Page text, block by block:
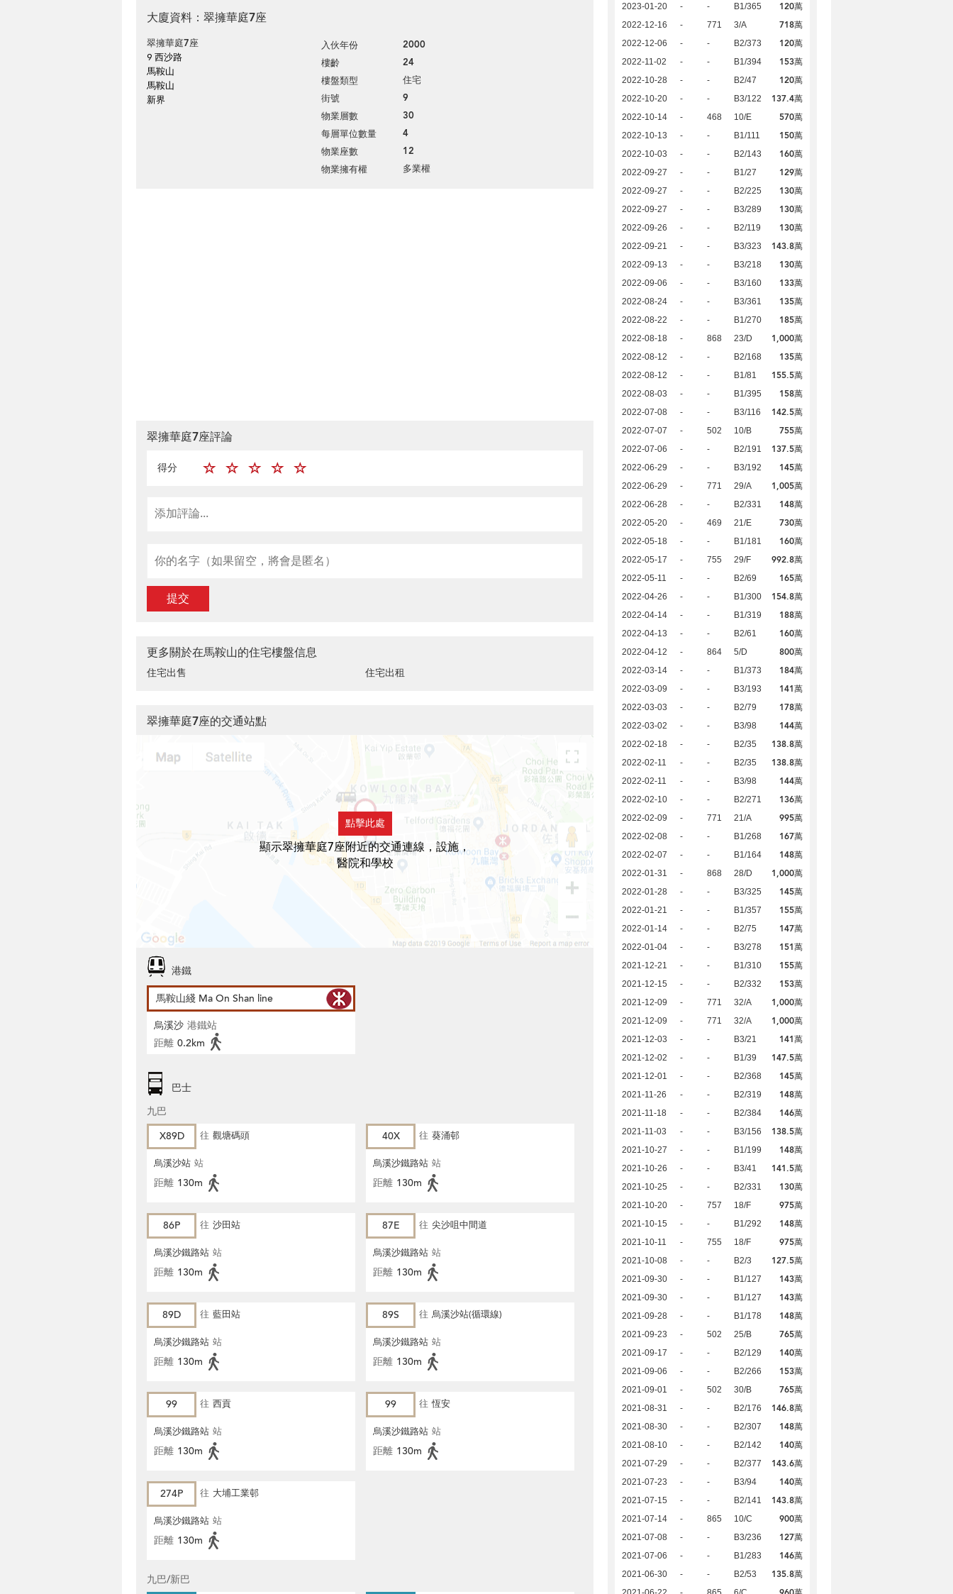
大廈資料：翠擁華庭7座
翠擁華庭7座
9 西沙路
馬鞍山
馬鞍山
新界
入伙年份 2000
樓齡 24
樓盤類型 住宅
街號 9
物業層數 30
每層單位數量 4
物業座數 12
物業擁有權 多業權
翠擁華庭7座評論
得分
提交
更多關於在馬鞍山的住宅樓盤信息
住宅出售 住宅出租
翠擁華庭7座的交通站點
點擊此處
顯示翠擁華庭7座附近的交通連線，設施，
醫院和學校
港鐵
馬鞍山綫 Ma On Shan line
烏溪沙 港鐵站
距離 0.2km
巴士
九巴
X89D
往 觀塘碼頭
烏溪沙站 站
距離 130m
40X 往 葵涌邨
烏溪沙鐵路站 站
距離 130m
86P 往 沙田站
烏溪沙鐵路站 站
距離 130m
87E 往 尖沙咀中間道
烏溪沙鐵路站 站
距離 130m
89D 往 藍田站
烏溪沙鐵路站 站
距離 130m
89S 往 烏溪沙站(循環線)
烏溪沙鐵路站 站
距離 130m
99 往 西貢
烏溪沙鐵路站 站
距離 130m
99 往 恆安
烏溪沙鐵路站 站
距離 130m
274P 往 大埔工業邨
烏溪沙鐵路站 站
距離 130m
九巴/新巴
2023-01-20 - - B1/365 120萬
2022-12-16 - 771 3/A 718萬
2022-12-06 - - B2/373 120萬
2022-11-02 - - B1/394 153萬
2022-10-28 - - B2/47 120萬
2022-10-20 - - B3/122 137.4萬
2022-10-14 - 468 10/E 570萬
2022-10-13 - - B1/111 150萬
2022-10-03 - - B2/143 160萬
2022-09-27 - - B1/27 129萬
2022-09-27 - - B2/225 130萬
2022-09-27 - - B3/289 130萬
2022-09-26 - - B2/119 130萬
2022-09-21 - - B3/323 143.8萬
2022-09-13 - - B3/218 130萬
2022-09-06 - - B3/160 133萬
2022-08-24 - - B3/361 135萬
2022-08-22 - - B1/270 185萬
2022-08-18 - 868 23/D 1,000萬
2022-08-12 - - B2/168 135萬
2022-08-12 - - B1/81 155.5萬
2022-08-03 - - B1/395 158萬
2022-07-08 - - B3/116 142.5萬
2022-07-07 - 502 10/B 755萬
2022-07-06 - - B2/191 137.5萬
2022-06-29 - - B3/192 145萬
2022-06-29 - 771 29/A 1,005萬
2022-06-28 - - B2/331 148萬
2022-05-20 - 469 21/E 730萬
2022-05-18 - - B1/181 160萬
2022-05-17 - 755 29/F 992.8萬
2022-05-11 - - B2/69 165萬
2022-04-26 - - B1/300 154.8萬
2022-04-14 - - B1/319 188萬
2022-04-13 - - B2/61 160萬
2022-04-12 - 864 5/D 800萬
2022-03-14 - - B1/373 184萬
2022-03-09 - - B3/193 141萬
2022-03-03 - - B2/79 178萬
2022-03-02 - - B3/98 144萬
2022-02-18 - - B2/35 138.8萬
2022-02-11 - - B2/35 138.8萬
2022-02-11 - - B3/98 144萬
2022-02-10 - - B2/271 136萬
2022-02-09 - 771 21/A 995萬
2022-02-08 - - B1/268 167萬
2022-02-07 - - B1/164 148萬
2022-01-31 - 868 28/D 1,000萬
2022-01-28 - - B3/325 145萬
2022-01-21 - - B1/357 155萬
2022-01-14 - - B2/75 147萬
2022-01-04 - - B3/278 151萬
2021-12-21 - - B1/310 155萬
2021-12-15 - - B2/332 153萬
2021-12-09 - 771 32/A 1,000萬
2021-12-09 - 771 32/A 1,000萬
2021-12-03 - - B3/21 141萬
2021-12-02 - - B1/39 147.5萬
2021-12-01 - - B2/368 145萬
2021-11-26 - - B2/319 148萬
2021-11-18 - - B2/384 146萬
2021-11-03 - - B3/156 138.5萬
2021-10-27 - - B1/199 148萬
2021-10-26 - - B3/41 141.5萬
2021-10-25 - - B2/331 130萬
2021-10-20 - 757 18/F 975萬
2021-10-15 - - B1/292 148萬
2021-10-11 - 755 18/F 975萬
2021-10-08 - - B2/3 127.5萬
2021-09-30 - - B1/127 143萬
2021-09-30 - - B1/127 143萬
2021-09-28 - - B1/178 148萬
2021-09-23 - 502 25/B 765萬
2021-09-17 - - B2/129 140萬
2021-09-06 - - B2/266 153萬
2021-09-01 - 502 30/B 765萬
2021-08-31 - - B2/176 146.8萬
2021-08-30 - - B2/307 148萬
2021-08-10 - - B2/142 140萬
2021-07-29 - - B2/377 143.6萬
2021-07-23 - - B3/94 140萬
2021-07-15 - - B2/141 143.8萬
2021-07-14 - 865 10/C 900萬
2021-07-08 - - B3/236 127萬
2021-07-06 - - B1/283 146萬
2021-06-30 - - B2/53 135.8萬